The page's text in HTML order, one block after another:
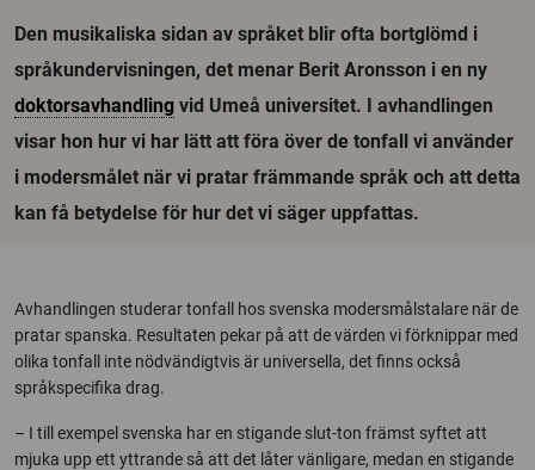
Den musikaliska sidan av språket blir ofta bortglömd i
språkundervisningen, det menar Berit Aronsson i en ny
doktorsavhandling vid Umeå universitet. I avhandlingen
visar hon hur vi har lätt att föra över de tonfall vi använder
i modersmålet när vi pratar främmande språk och att detta
kan få betydelse för hur det vi säger uppfattas.
Avhandlingen studerar tonfall hos svenska modersmålstalare när de
pratar spanska. Resultaten pekar på att de värden vi förknippar med
olika tonfall inte nödvändigtvis är universella, det finns också
språkspecifika drag.
– I till exempel svenska har en stigande slut-ton främst syftet att
mjuka upp ett yttrande så att det låter vänligare, medan en stigande